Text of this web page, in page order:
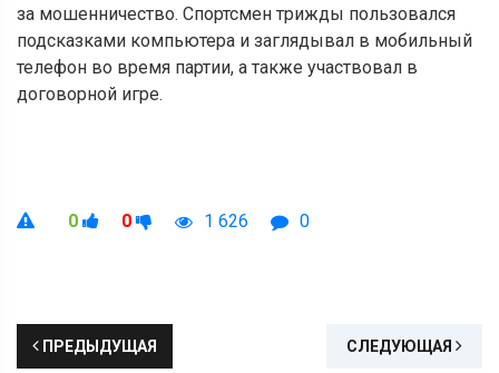
за мошенничество. Спортсмен трижды пользовался
подсказками компьютера и заглядывал в мобильный
телефон во время партии, а также участвовал в
договорной игре.
0 0 1 626 0
ПРЕДЫДУЩАЯ СЛЕДУЮЩАЯ